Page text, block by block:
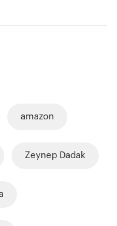
amazon
Zeynep Dadak